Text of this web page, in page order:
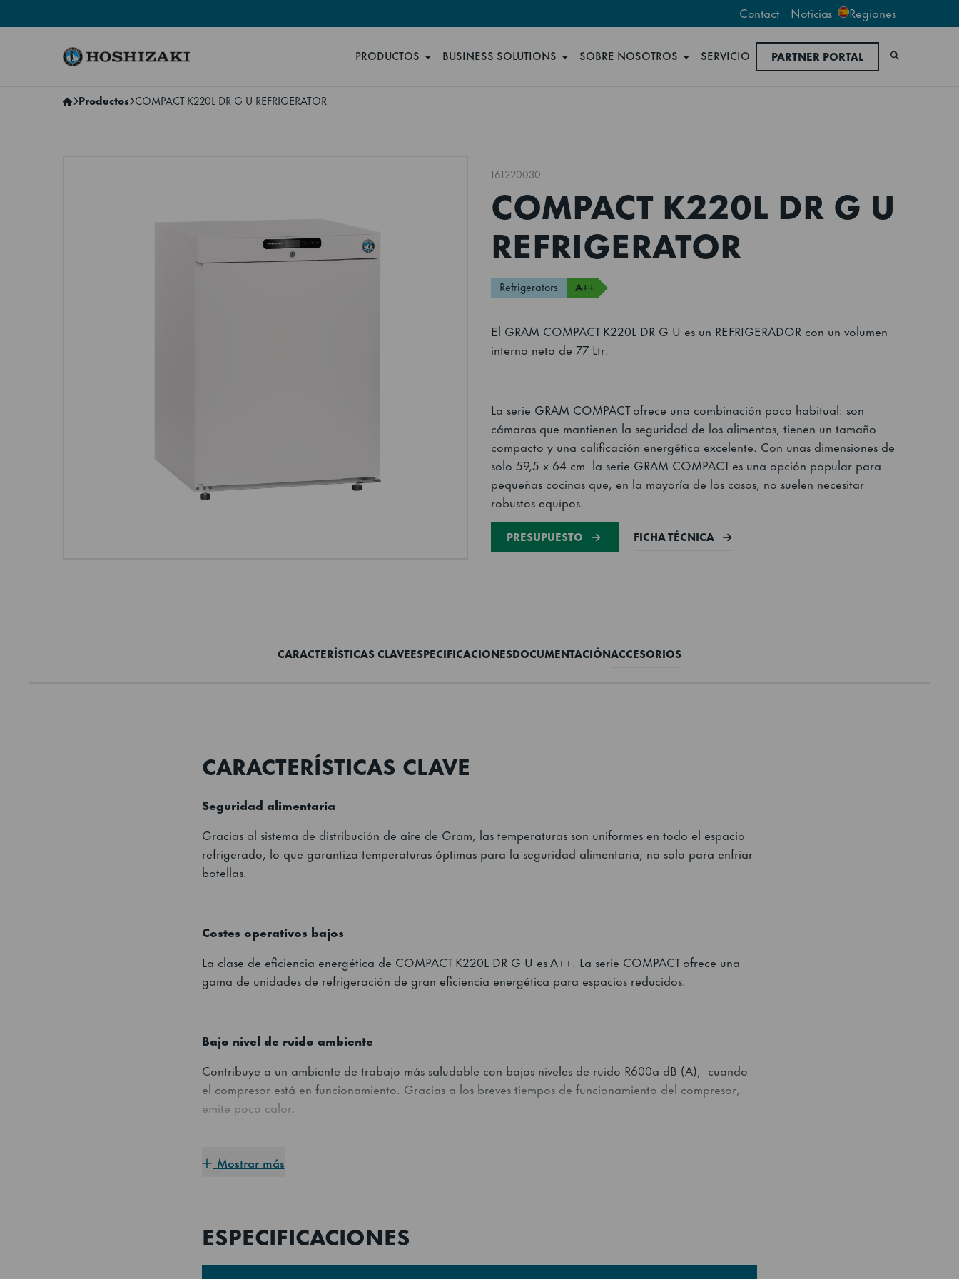
Contact Noticias Regiones
PRODUCTOS BUSINESS SOLUTIONS SOBRE NOSOTROS SERVICIO PARTNER PORTAL Buscar
Productos COMPACT K220L DR G U REFRIGERATOR
161220030
COMPACT K220L DR G U
REFRIGERATOR
Refrigerators A++
El GRAM COMPACT K220L DR G U es un REFRIGERADOR con un volumen
interno neto de 77 Ltr.
La serie GRAM COMPACT ofrece una combinación poco habitual: son
cámaras que mantienen la seguridad de los alimentos, tienen un tamaño
compacto y una calificación energética excelente. Con unas dimensiones de
solo 59,5 x 64 cm. la serie GRAM COMPACT es una opción popular para
pequeñas cocinas que, en la mayoría de los casos, no suelen necesitar
robustos equipos.
PRESUPUESTO FICHA TÉCNICA
CARACTERÍSTICAS CLAVEESPECIFICACIONESDOCUMENTACIÓNACCESORIOS
CARACTERÍSTICAS CLAVE
Seguridad alimentaria
Gracias al sistema de distribución de aire de Gram, las temperaturas son uniformes en todo el espacio
refrigerado, lo que garantiza temperaturas óptimas para la seguridad alimentaria; no solo para enfriar
botellas.
Costes operativos bajos
La clase de eficiencia energética de COMPACT K220L DR G U es A++. La serie COMPACT ofrece una
gama de unidades de refrigeración de gran eficiencia energética para espacios reducidos.
Bajo nivel de ruido ambiente
Contribuye a un ambiente de trabajo más saludable con bajos niveles de ruido R600a dB (A), cuando
el compresor está en funcionamiento. Gracias a los breves tiempos de funcionamiento del compresor,
emite poco calor.
Higiene optima y diseño ergonómico
los tiradores ergonómicos de altura completa.
Mostrar más
ESPECIFICACIONES